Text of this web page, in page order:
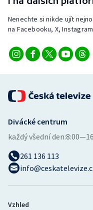
Ostatní
Nenechte si nikde ujít
na Facebooku, X,
Divácké centrum
každý všední den:
261 136 113
Vzhled